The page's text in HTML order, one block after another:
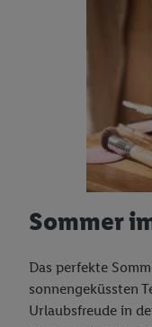
Sommer
Das perfekte
sonnengeküssten
Urlaubsfreude in